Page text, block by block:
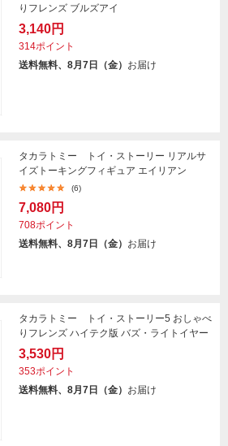
りフレンズ ブルズアイ
3,140円
314ポイント
送料無料、8月7日（金） お届け
タカラトミー トイ・ストーリー リアルサ
イズトーキングフィギュア エイリアン
(6)
7,080円
708ポイント
送料無料、8月7日（金） お届け
タカラトミー トイ・ストーリー5 おしゃべ
りフレンズ ハイテク版 バズ・ライトイヤー
3,530円
353ポイント
送料無料、8月7日（金） お届け